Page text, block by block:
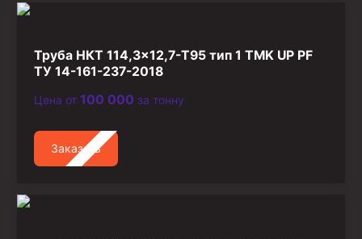
Элементы линии обвязки
Труба НКТ 114,3×12,7-T95 тип 1 TMK UP PF
ТУ 14-161-237-2018
Цена от 100 000 за тонну
Заказать